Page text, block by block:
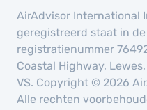
AirAdvisor International
geregistreerd staat in
registratienummer
Coastal Highway,
VS. Copyright © 2026
Alle rechten